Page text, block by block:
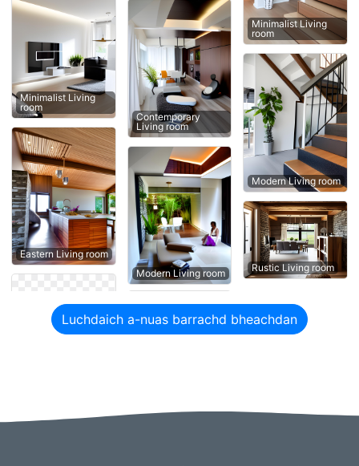
Minimalist Living
room
Eastern Living room
Contemporary
Living room
Modern Living room
Minimalist Living
room
Modern Living room
Rustic Living room
Luchdaich a-nuas barrachd bheachdan